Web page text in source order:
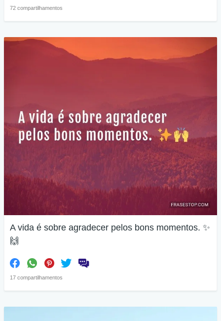
72 compartilhamentos
A vida é sobre agradecer pelos bons momentos. ✨
🙌
17 compartilhamentos